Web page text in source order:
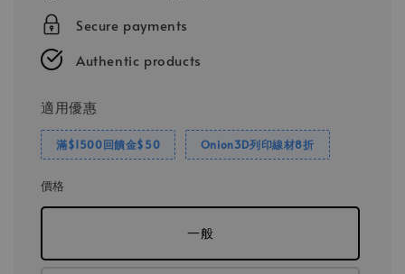
Secure payments
Authentic products
適用優惠
滿$1500回饋金$50 Onion3D列印線材8折
價格
一般